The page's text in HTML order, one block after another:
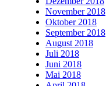
November 2018
Oktober 2018
September 2018
August 2018
Juli 2018
Juni 2018
Mai 2018